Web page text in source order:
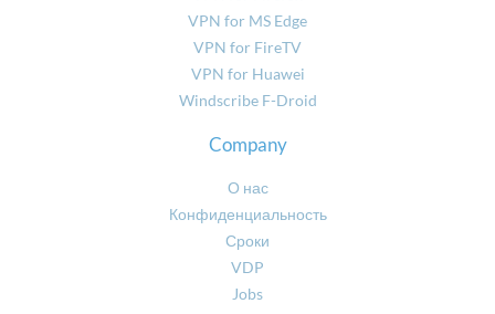
VPN for MS Edge
VPN for FireTV
VPN for Huawei
Windscribe F-Droid
Company
О нас
Конфиденциальность
Сроки
VDP
Jobs